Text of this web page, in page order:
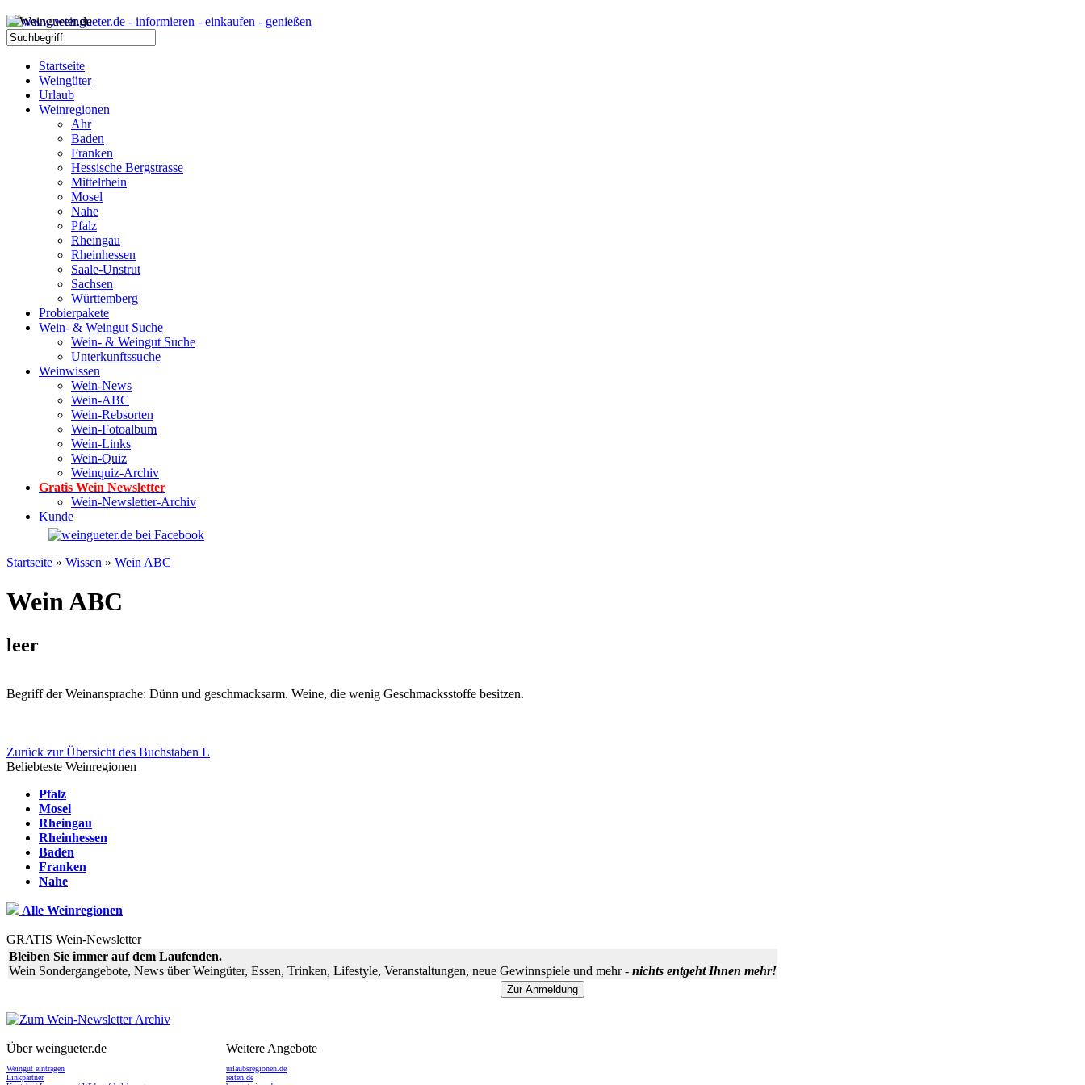
Startseite
Weingüter
Urlaub
Weinregionen
Ahr
Baden
Franken
Hessische Bergstrasse
Mittelrhein
Mosel
Nahe
Pfalz
Rheingau
Rheinhessen
Saale-Unstrut
Sachsen
Württemberg
Probierpakete
Wein- & Weingut Suche
Wein- & Weingut Suche
Unterkunftssuche
Weinwissen
Wein-News
Wein-ABC
Wein-Rebsorten
Wein-Fotoalbum
Wein-Links
Wein-Quiz
Weinquiz-Archiv
Gratis Wein Newsletter
Wein-Newsletter-Archiv
Kunde
Startseite » Wissen » Wein ABC
Wein ABC
leer
Begriff der Weinansprache: Dünn und geschmacksarm. Weine, die wenig Geschmacksstoffe besitzen.
Zurück zur Übersicht des Buchstaben L
Beliebteste Weinregionen
Pfalz
Mosel
Rheingau
Rheinhessen
Baden
Franken
Nahe
Alle Weinregionen
GRATIS Wein-Newsletter
Bleiben Sie immer auf dem Laufenden.
Wein Sondergangebote, News über Weingüter, Essen, Trinken, Lifestyle, Veranstaltungen, neue Gewinnspiele und mehr - nichts entgeht Ihnen mehr!
Über weingueter.de
Weingut eintragen
Linkpartner
Weitere Angebote
urlaubsregionen.de
reiten.de